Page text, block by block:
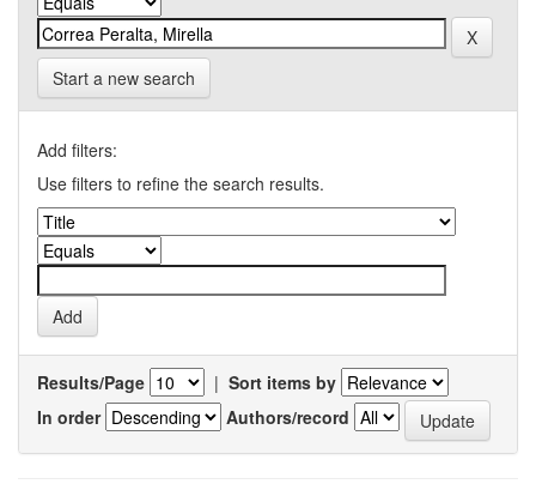
Start a new search
Add filters:
Use filters to refine the search results.
Results/Page | Sort items by
In order
Authors/record